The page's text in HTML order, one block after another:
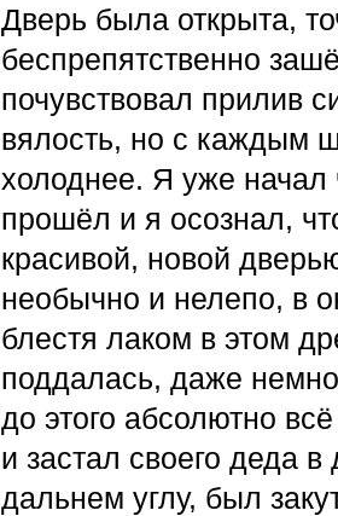
Дверь была открыта,
беспрепятственно
почувствовал прилив
вялость, но с каждым
холоднее. Я уже начал
прошёл и я осознал,
красивой, новой
необычно и нелепо, в
блестя лаком в этом
поддалась, даже
до этого абсолютно
и застал своего деда
дальнем углу, был